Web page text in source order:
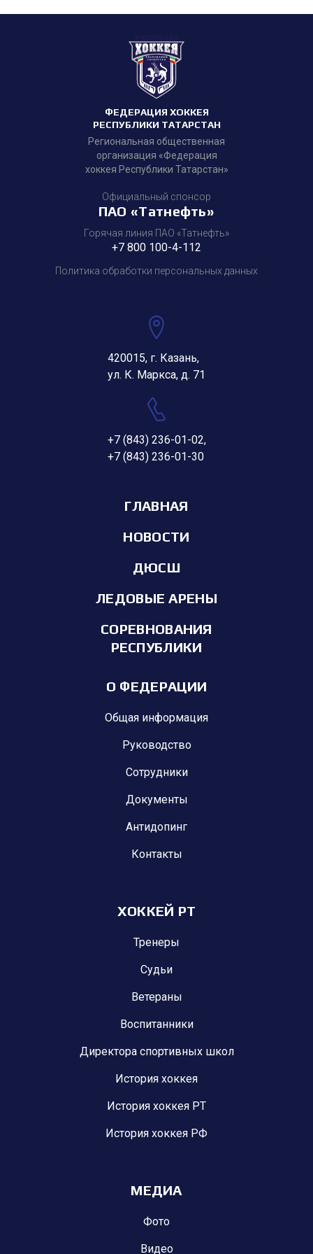
ФЕДЕРАЦИЯ ХОККЕЯ
РЕСПУБЛИКИ ТАТАРСТАН
Региональная общественная
организация «Федерация
хоккея Республики Татарстан»
Официальный спонсор
ПАО «Татнефть»
Горячая линия ПАО «Татнефть»
+7 800 100-4-112
Политика обработки персональных данных
420015, г. Казань,
ул. К. Маркса, д. 71
+7 (843) 236-01-02,
+7 (843) 236-01-30
ГЛАВНАЯ
НОВОСТИ
ДЮСШ
ЛЕДОВЫЕ АРЕНЫ
СОРЕВНОВАНИЯ
РЕСПУБЛИКИ
О ФЕДЕРАЦИИ
Общая информация
Руководство
Сотрудники
Документы
Антидопинг
Контакты
ХОККЕЙ РТ
Тренеры
Судьи
Ветераны
Воспитанники
Директора спортивных школ
История хоккея
История хоккея РТ
История хоккея РФ
МЕДИА
Фото
Видео